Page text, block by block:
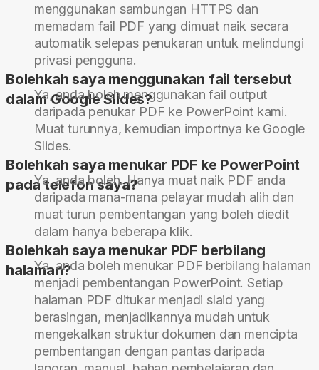
menggunakan sambungan HTTPS dan
memadam fail PDF yang dimuat naik secara
automatik selepas penukaran untuk melindungi
privasi pengguna.
Bolehkah saya menggunakan fail tersebut
dalam Google Slides?
Ya, anda boleh menggunakan fail output
daripada penukar PDF ke PowerPoint kami.
Muat turunnya, kemudian importnya ke Google
Slides.
Bolehkah saya menukar PDF ke PowerPoint
pada telefon saya?
Ya, anda boleh. Hanya muat naik PDF anda
daripada mana-mana pelayar mudah alih dan
muat turun pembentangan yang boleh diedit
dalam hanya beberapa klik.
Bolehkah saya menukar PDF berbilang
halaman?
Ya, anda boleh menukar PDF berbilang halaman
menjadi pembentangan PowerPoint. Setiap
halaman PDF ditukar menjadi slaid yang
berasingan, menjadikannya mudah untuk
mengekalkan struktur dokumen dan mencipta
pembentangan dengan pantas daripada